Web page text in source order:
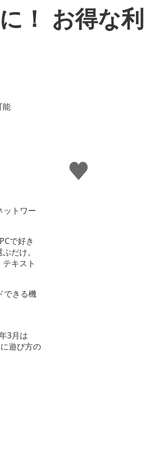
！ お得な利
い
い
トワー
で好き
だけ。
キスト
できる機
3月は
遊び方の